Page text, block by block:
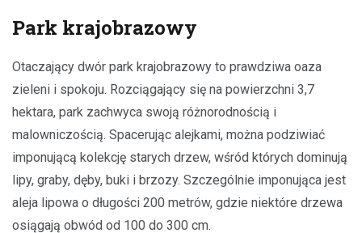
Park krajobrazowy
Otaczający dwór park krajobrazowy to prawdziwa oaza
zieleni i spokoju. Rozciągający się na powierzchni 3,7
hektara, park zachwyca swoją różnorodnością i
malowniczością. Spacerując alejkami, można podziwiać
imponującą kolekcję starych drzew, wśród których dominują
lipy, graby, dęby, buki i brzozy. Szczególnie imponująca jest
aleja lipowa o długości 200 metrów, gdzie niektóre drzewa
osiągają obwód od 100 do 300 cm.